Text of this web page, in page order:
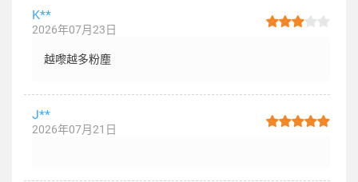
K**
2026年07月23日
越嚟越多粉塵
J**
2026年07月21日